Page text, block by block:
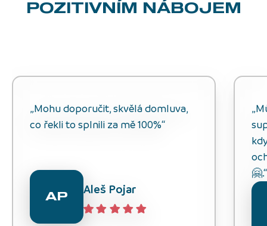
POZITIVNÍM NÁBOJEM
„Mohu doporučit, skvělá domluva,
co řekli to splnili za mě 100%“
AP Aleš Pojar